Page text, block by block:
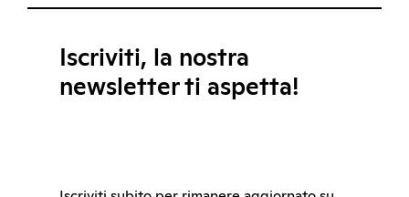
Iscriviti, la nostra
newsletter ti aspetta!